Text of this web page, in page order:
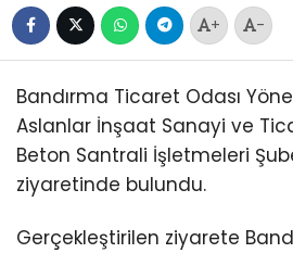
+ -
Bandırma Ticaret Odası
Aslanlar İnşaat Sanayi ve
Beton Santrali İşletmeleri
ziyaretinde bulundu.
Gerçekleştirilen ziyarete